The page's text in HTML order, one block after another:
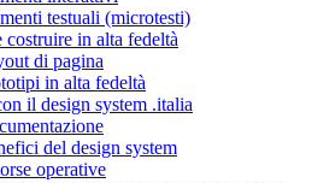
testuali (microtesti)
costruire in alta fedeltà
di pagina
in alta fedeltà
il design system .italia
del design system
operative